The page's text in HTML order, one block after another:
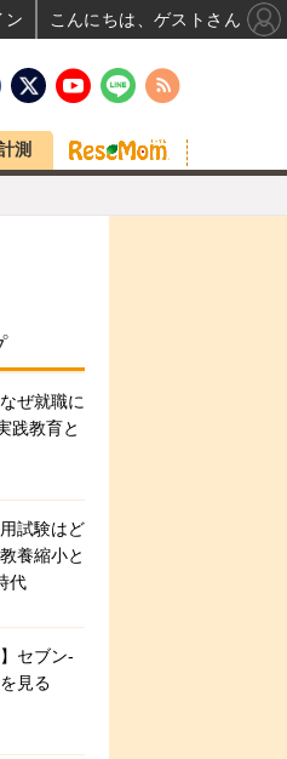
測
ぜ就職に
践教育と
試験はど
養縮小と
代
セブン‐
見る
ン こんにちは、ゲストさん